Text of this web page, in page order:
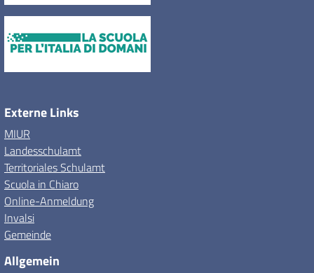
Externe Links
MIUR
Landesschulamt
Territoriales Schulamt
Scuola in Chiaro
Online-Anmeldung
Invalsi
Gemeinde
Allgemein